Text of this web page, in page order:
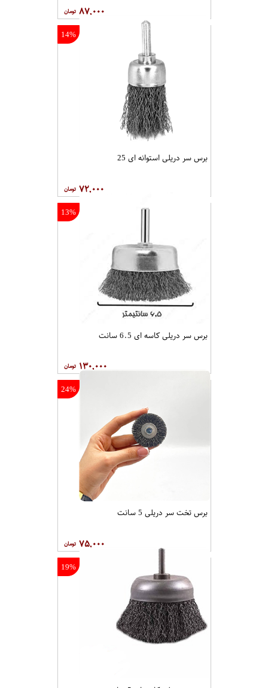
۸۷,۰۰۰
14%
برس سر دریلی استوانه ای 25
۷۲,۰۰۰
13%
برس سر دریلی کاسه ای 6.5 سانت
۱۳۰,۰۰۰
24%
برس تخت سر دریلی 5 سانت
۷۵,۰۰۰
19%